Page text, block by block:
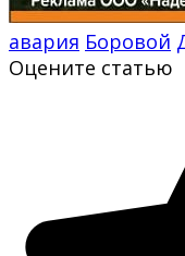
авария Боровой
Оцените статью